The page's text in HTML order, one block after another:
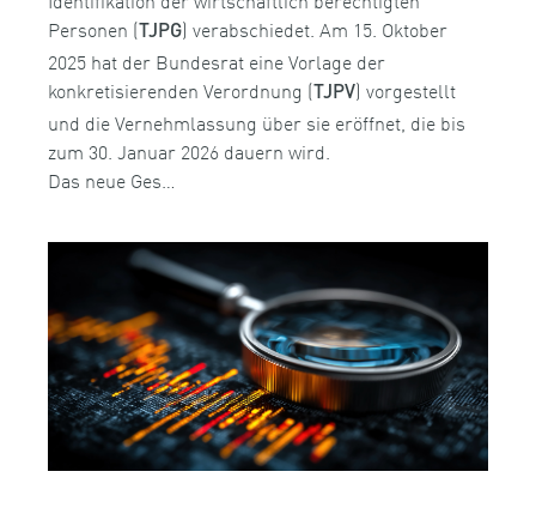
Personen ( TJPG) verabschiedet. Am 15. Oktober
2025 hat der Bundesrat eine Vorlage der
konkretisierenden Verordnung ( TJPV) vorgestellt
und die Vernehmlassung über sie eröffnet, die bis
zum 30. Januar 2026 dauern wird.
Das neue Ges…